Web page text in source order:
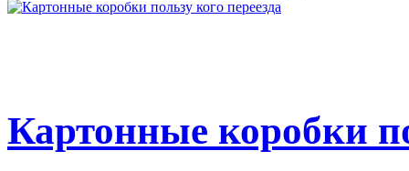
Картонные коробки